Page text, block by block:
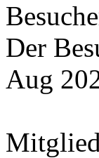
Der
Aug